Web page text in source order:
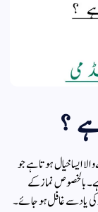
ایسا خیال ہوتا ہے جو
بالخصوص نماز کے
کی یاد سے غافل ہو جائے۔